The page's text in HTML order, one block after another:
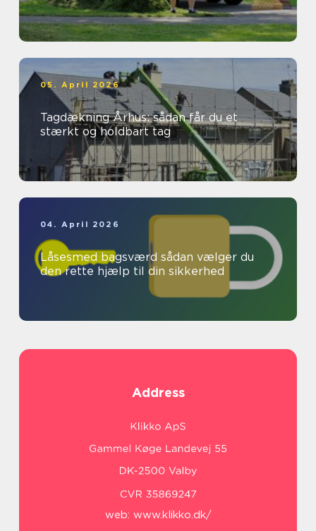
05. April 2026
Tagdækning Århus: sådan får du et
stærkt og holdbart tag
04. April 2026
Låsesmed bagsværd sådan vælger du
den rette hjælp til din sikkerhed
Address
web: www.klikko.dk/